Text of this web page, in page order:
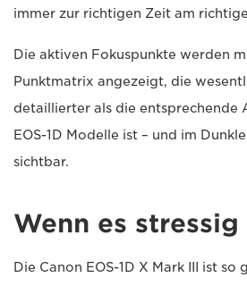
immer zur richtigen Zeit am
Die aktiven Fokuspunkte werden
Punktmatrix angezeigt, die
detaillierter als die entsprechende
EOS-1D Modelle ist – und im
sichtbar.
Wenn es
Die Canon EOS-1D X Mark III ist so